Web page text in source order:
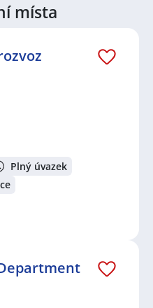
místa
Plný úvazek